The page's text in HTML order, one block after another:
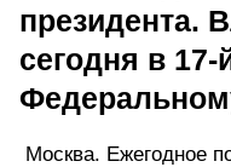
президента.
сегодня в 17-
Москва. Ежегодное